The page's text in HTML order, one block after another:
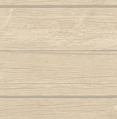
Profesor Pretinho (Abada)
(Samba no mar)
Capineiro de ioiô
a mais bela é você
Mestre Torneiro Cantando
Capoeira da Africa